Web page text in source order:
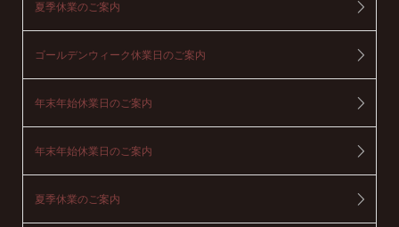
夏季休業のご案内
ゴールデンウィーク休業日のご案内
年末年始休業日のご案内
年末年始休業日のご案内
夏季休業のご案内